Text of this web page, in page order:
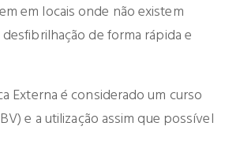
em locais onde não existem
de forma rápida e
Externa é considerado um curso
e a utilização assim que possível